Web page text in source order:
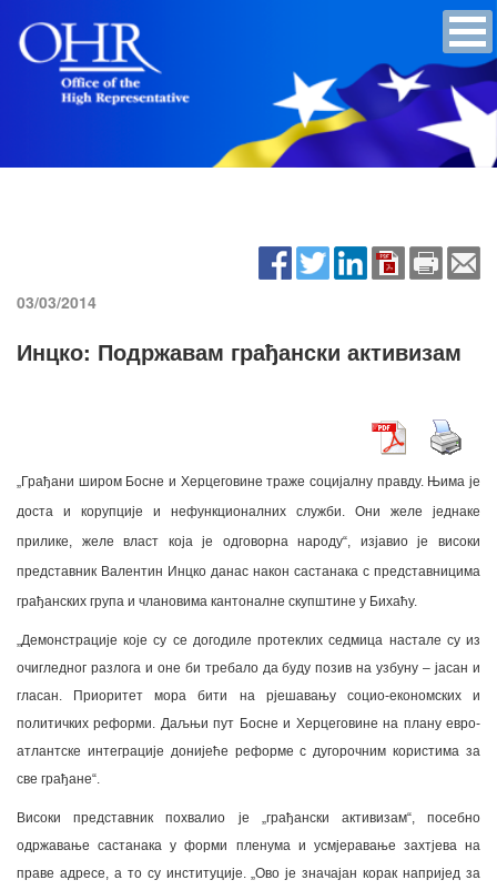
03/03/2014
Инцко: Подржавам грађански активизам
„Грађани широм Босне и Херцеговине траже социјалну правду. Њима је
доста и корупције и нефункционалних служби. Они желе једнаке
прилике, желе власт која је одговорна народу“, изјавио је високи
представник Валентин Инцко данас након састанака с представницима
грађанских група и члановима кантоналне скупштине у Бихаћу.
„Демонстрације које су се догодиле протеклих седмица настале су из
очигледног разлога и оне би требало да буду позив на узбуну – јасан и
гласан. Приоритет мора бити на рјешавању социо-економских и
политичких реформи. Даљњи пут Босне и Херцеговине на плану евро-
атлантске интеграције донијеће реформе с дугорочним користима за
све грађане“.
Високи представник похвалио је „грађански активизам“, посебно
одржавање састанака у форми пленума и усмјеравање захтјева на
праве адресе, а то су институције. „Ово је значајан корак напријед за